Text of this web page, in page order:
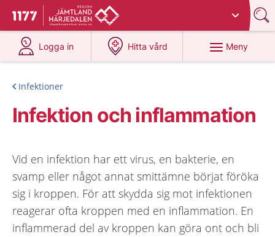
Till startsidan för 1177
Du har valt region
Logga in
på 1177.se
Hitta vård
på 1177.se
Meny
Infektioner
Infektion och inflammation
Vid en infektion har ett virus, en bakterie, en
svamp eller något annat smittämne börjat föröka
sig i kroppen. För att skydda sig mot infektionen
reagerar ofta kroppen med en inflammation. En
inflammerad del av kroppen kan göra ont och bli